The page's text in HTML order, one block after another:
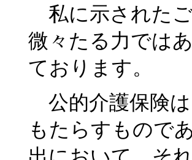
私に示された
微々たる力では
ております。
公的介護保険
もたらすもので